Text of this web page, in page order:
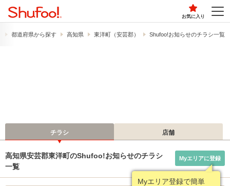
お気に入り
都道府県から探す 高知県 東洋町（安芸郡） Shufoo!お知らせのチラシ一覧
チラシ 店舗
高知県安芸郡東洋町のShufoo!お知らせのチラシ
一覧
Myエリア登録で簡単
Myエリアに登録